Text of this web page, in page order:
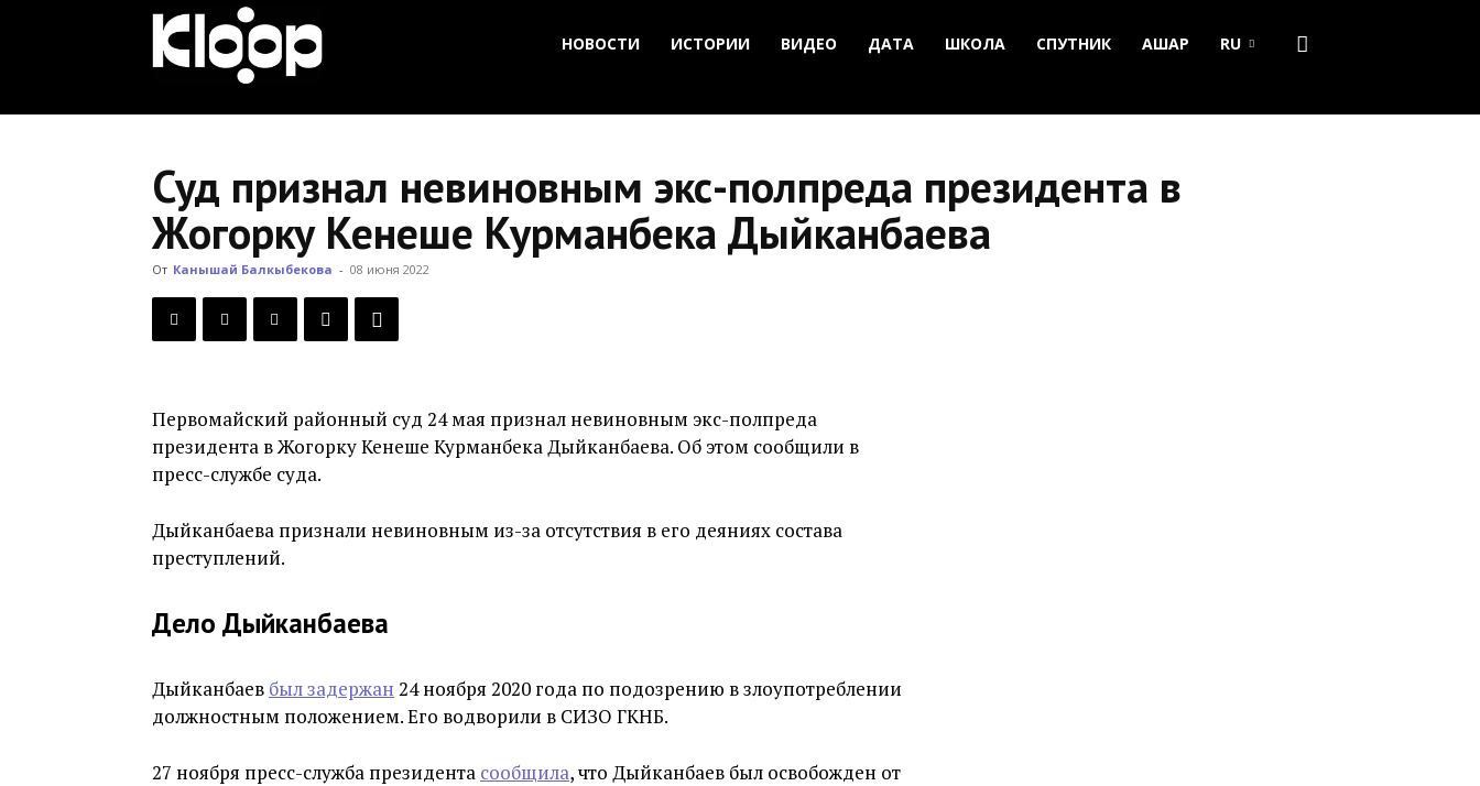
Новости
Кыргызстана
НОВОСТИ ИСТОРИИ ВИДЕО ДАТА ШКОЛА СПУТНИК АШАР RU
Суд признал невиновным экс-полпреда президента в
Жогорку Кенеше Курманбека Дыйканбаева
От Канышай Балкыбекова - 08 июня 2022
Первомайский районный суд 24 мая признал невиновным экс-полпреда
президента в Жогорку Кенеше Курманбека Дыйканбаева. Об этом сообщили в
пресс-службе суда.
Дыйканбаева признали невиновным из-за отсутствия в его деяниях состава
преступлений.
Дело Дыйканбаева
Дыйканбаев был задержан 24 ноября 2020 года по подозрению в злоупотреблении
должностным положением. Его водворили в СИЗО ГКНБ.
27 ноября пресс-служба президента сообщила, что Дыйканбаев был освобожден от